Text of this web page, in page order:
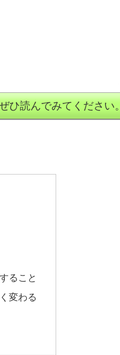
ひ読んでみてください。
ること
変わる